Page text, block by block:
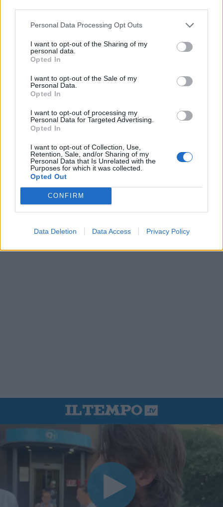
Personal Data Processing Opt Outs
I want to opt-out of the Sharing of my
personal data.
Opted In
I want to opt-out of the Sale of my
Personal Data.
Opted In
I want to opt-out of processing my
Personal Data for Targeted Advertising.
Opted In
I want to opt-out of Collection, Use,
Retention, Sale, and/or Sharing of my
Personal Data that Is Unrelated with the
Purposes for which it was collected.
Opted Out
CONFIRM
Data Deletion Data Access Privacy Policy